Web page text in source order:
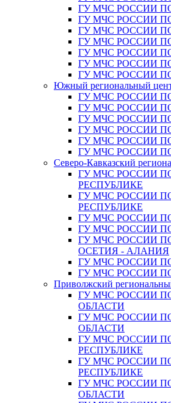
ГУ МЧС РОССИИ
ГУ МЧС РОССИИ
ГУ МЧС РОССИИ
ГУ МЧС РОССИИ
ГУ МЧС РОССИИ
ГУ МЧС РОССИИ
ГУ МЧС РОССИИ
Южный региональный
ГУ МЧС РОССИИ
ГУ МЧС РОССИИ
ГУ МЧС РОССИИ
ГУ МЧС РОССИИ
ГУ МЧС РОССИИ
ГУ МЧС РОССИИ
Северо-Кавказский
ГУ МЧС РОССИИ
РЕСПУБЛИКЕ
ГУ МЧС РОССИИ
РЕСПУБЛИКЕ
ГУ МЧС РОССИИ
ГУ МЧС РОССИИ
ГУ МЧС РОССИИ
ОСЕТИЯ - АЛАНИЯ
ГУ МЧС РОССИИ
ГУ МЧС РОССИИ
Приволжский
ГУ МЧС РОССИИ
ОБЛАСТИ
ГУ МЧС РОССИИ
ОБЛАСТИ
ГУ МЧС РОССИИ
РЕСПУБЛИКЕ
ГУ МЧС РОССИИ
РЕСПУБЛИКЕ
ГУ МЧС РОССИИ
ОБЛАСТИ